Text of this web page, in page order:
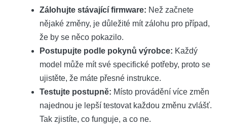
Zálohujte stávající firmware: Než začnete
nějaké změny, je důležité mít zálohu pro případ,
že by se něco pokazilo.
Postupujte podle pokynů výrobce: Každý
model může mít své specifické potřeby, proto se
ujistěte, že máte přesné instrukce.
Testujte postupně: Místo provádění více změn
najednou je lepší testovat každou změnu zvlášť.
Tak zjistíte, co funguje, a co ne.